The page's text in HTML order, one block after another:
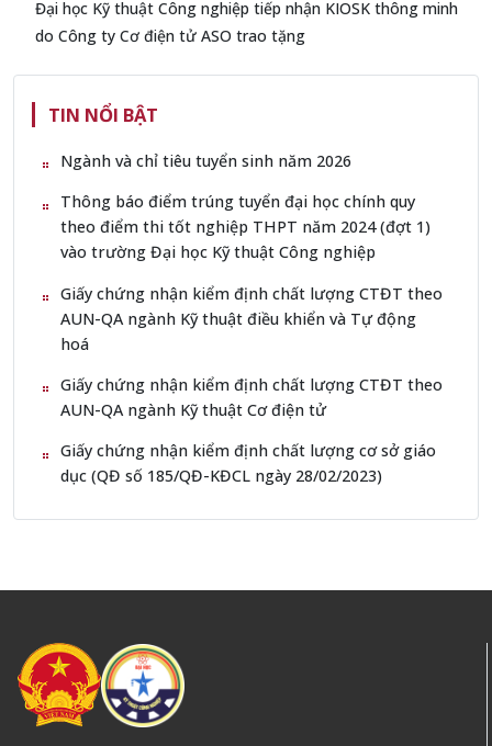
Đại học Kỹ thuật Công nghiệp tiếp nhận KIOSK thông minh
do Công ty Cơ điện tử ASO trao tặng
TIN NỔI BẬT
Ngành và chỉ tiêu tuyển sinh năm 2026
Thông báo điểm trúng tuyển đại học chính quy
theo điểm thi tốt nghiệp THPT năm 2024 (đợt 1)
vào trường Đại học Kỹ thuật Công nghiệp
Giấy chứng nhận kiểm định chất lượng CTĐT theo
AUN-QA ngành Kỹ thuật điều khiển và Tự động
hoá
Giấy chứng nhận kiểm định chất lượng CTĐT theo
AUN-QA ngành Kỹ thuật Cơ điện tử
Giấy chứng nhận kiểm định chất lượng cơ sở giáo
dục (QĐ số 185/QĐ-KĐCL ngày 28/02/2023)